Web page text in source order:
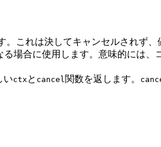
。これは決してキャンセルされず、
場合に使用します。意味的には、
いctx と cancel 関数を返します。